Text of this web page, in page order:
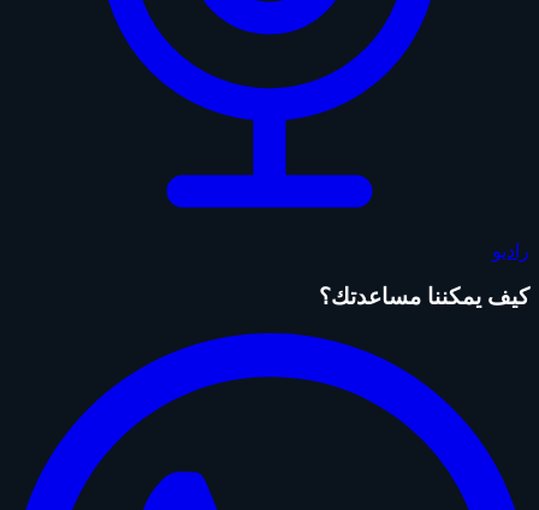
راديو
كيف يمكننا مساعدتك؟